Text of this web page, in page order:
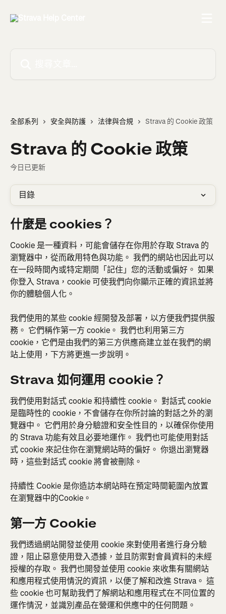
全部系列 安全與防護 法律與合規 Strava 的 Cookie 政策
Strava 的 Cookie 政策
今日已更新
目錄
什麼是 cookies？
Cookie 是一種資料，可能會儲存在你用於存取 Strava 的
瀏覽器中，從而啟用特色與功能。 我們的網站也因此可以
在一段時間內或特定期間「記住」您的活動或偏好。 如果
你登入 Strava，cookie 可使我們向你顯示正確的資訊並將
你的體驗個人化。
我們使用的某些 cookie 經開發及部署，以方便我們提供服
務。 它們稱作第一方 cookie。 我們也利用第三方
cookie，它們是由我們的第三方供應商建立並在我們的網
站上使用，下方將更進一步說明。
Strava 如何運用 cookie？
我們使用對話式 cookie 和持續性 cookie。 對話式 cookie
是臨時性的 cookie，不會儲存在你所討論的對話之外的瀏
覽器中。 它們用於身分驗證和安全性目的，以確保你使用
的 Strava 功能有效且必要地運作。 我們也可能使用對話
式 cookie 來記住你在瀏覽網站時的偏好。 你退出瀏覽器
時，這些對話式 cookie 將會被刪除。
持續性 Cookie 是你造訪本網站時在預定時間範圍內放置
在瀏覽器中的Cookie。
第一方 Cookie
我們透過網站開發並使用 cookie 來對使用者進行身分驗
證，阻止惡意使用登入憑據，並且防禦對會員資料的未經
授權的存取。 我們也開發並使用 cookie 來收集有關網站
和應用程式使用情況的資訊，以便了解和改進 Strava。 這
些 cookie 也可幫助我們了解網站和應用程式在不同位置的
運作情況，並識別產品在營運和供應中的任何問題。